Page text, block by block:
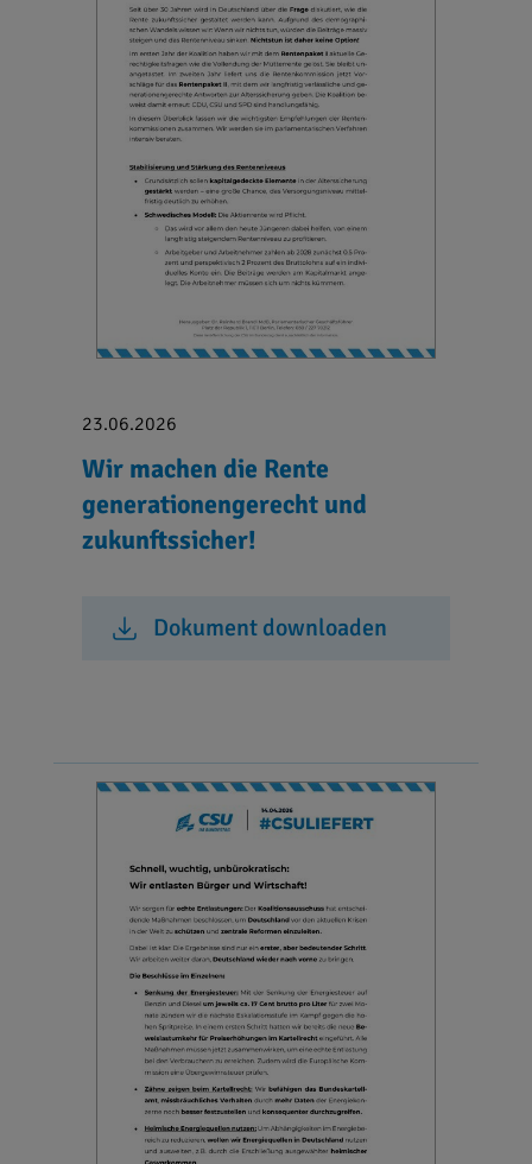
23.06.2026
Wir machen die Rente
generationengerecht und
zukunftssicher!
Dokument downloaden